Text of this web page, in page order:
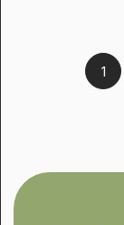
1